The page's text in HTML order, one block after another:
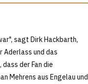
sagt Dirk Hackbarth,
Aderlass und das
der Fan die
Mehrens aus Engelau und